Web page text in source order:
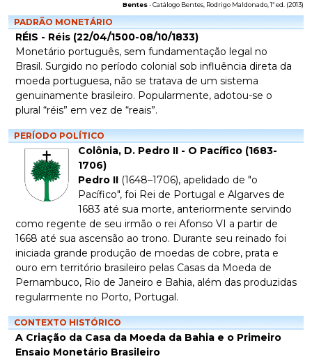
Bentes-Catálogo Bentes , Rodrigo Maldonado, 1ª ed. (2013)
PADRÃO MONETÁRIO
RÉIS - Réis (22/04/1500-08/10/1833)
Monetário português, sem fundamentação legal no
Brasil. Surgido no período colonial sob influência direta da
moeda portuguesa, não se tratava de um sistema
genuinamente brasileiro. Popularmente, adotou-se o
plural “réis” em vez de “reais”.
PERÍODO POLÍTICO
Colônia, D. Pedro II - O Pacífico (1683-
1706)
Pedro II (1648–1706), apelidado de "o
Pacífico", foi Rei de Portugal e Algarves de
1683 até sua morte, anteriormente servindo
como regente de seu irmão o rei Afonso VI a partir de
1668 até sua ascensão ao trono. Durante seu reinado foi
iniciada grande produção de moedas de cobre, prata e
ouro em território brasileiro pelas Casas da Moeda de
Pernambuco, Rio de Janeiro e Bahia, além das produzidas
regularmente no Porto, Portugal.
CONTEXTO HISTÓRICO
A Criação da Casa da Moeda da Bahia e o Primeiro
Ensaio Monetário Brasileiro